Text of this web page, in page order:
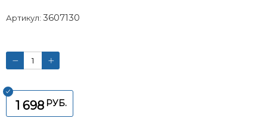
Артикул: 3607130
1 698 РУБ.